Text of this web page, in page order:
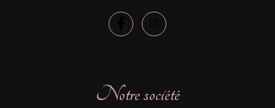
Notre société